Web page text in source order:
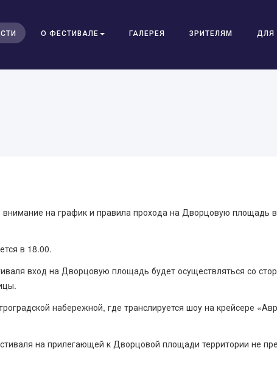
О ФЕСТИВАЛЕ ГАЛЕРЕЯ ЗРИТЕЛЯМ ДЛЯ
на график и правила прохода на Дворцовую площадь
в 18.00.
вход на Дворцовую площадь будет осуществляться со
набережной, где транслируется шоу на крейсере
на прилегающей к Дворцовой площади территории не